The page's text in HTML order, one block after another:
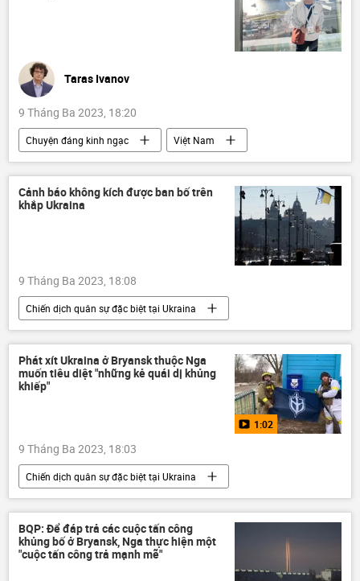
Taras Ivanov
9 Tháng Ba 2023, 18:20
Chuyện đáng kinh ngạc
Việt Nam
Viện Toán học Việt Nam
Toán học
sinh viên
Quan điểm-Ý kiến
Tác giả
Cảnh báo không kích được ban bố trên
khắp Ukraina
9 Tháng Ba 2023, 18:08
Chiến dịch quân sự đặc biệt tại Ukraina
Cuộc khủng hoảng ở Ukraina
Ukraina
Nga
Quân sự Quân đội Nga
Phát xít Ukraina ở Bryansk thuộc Nga
muốn tiêu diệt "những kẻ quái dị khủng
khiếp"
1:02
9 Tháng Ba 2023, 18:03
Chiến dịch quân sự đặc biệt tại Ukraina
Video từ Ukraina
Cuộc khủng hoảng ở Ukraina
DNR
Sáp nhập DNR, LNR, Zaporozhye và Kherson vào Nga
BQP: Để đáp trả các cuộc tấn công
khủng bố ở Bryansk, Nga thực hiện một
"cuộc tấn công trả mạnh mẽ"